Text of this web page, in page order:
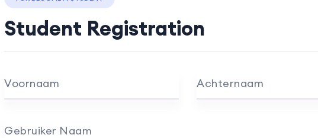
Student Registration
Voornaam Achternaam
Gebruiker Naam